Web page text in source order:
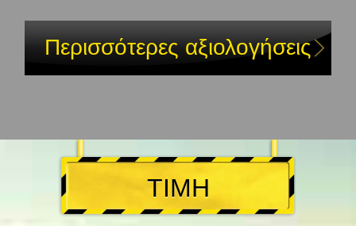
Περισσότερες αξιολογήσεις
ΤΙΜΗ